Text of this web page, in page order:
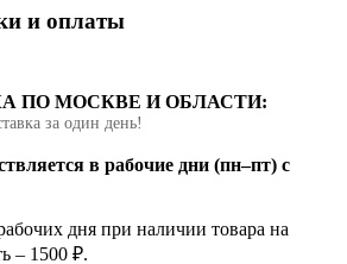
и оплаты
ПО МОСКВЕ И ОБЛАСТИ:
за один день!
в рабочие дни (пн–пт) с
дня при наличии товара на
– 1500 ₽.